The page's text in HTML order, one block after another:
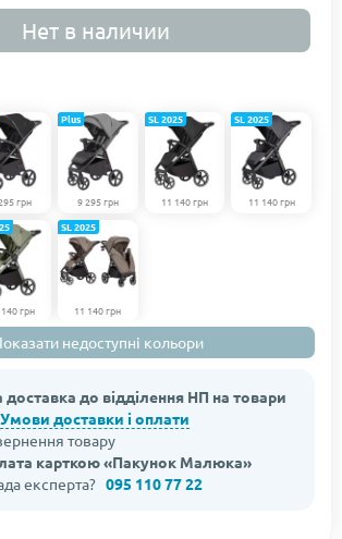
Нет в наличии
грн 9 295 грн
Plus
11 140 грн
SL 2025
11 140 грн
SL 2025
грн 11 140 грн
SL 2025
недоступні кольори
до відділення НП на товари
Умови доставки і оплати
товару
карткою «Пакунок Малюка»
експерта? 095 110 77 22